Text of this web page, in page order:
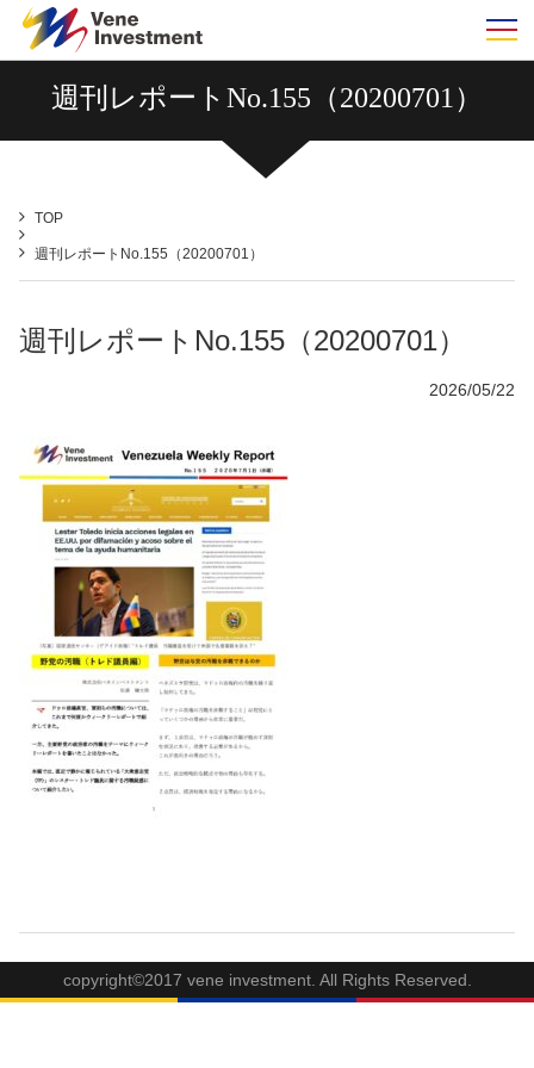
週刊レポートNo.155（20200701）
TOP
週刊レポートNo.155（20200701）
週刊レポートNo.155（20200701）
2026/05/22
copyright©2017 vene investment. All Rights Reserved.